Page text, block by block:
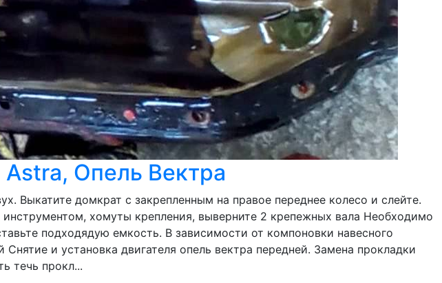
Опель Вектра
Выкатите домкрат с закрепленным на правое переднее колесо и слейте.
хомуты крепления, выверните 2 крепежных вала Необходимо
подходядую емкость. В зависимости от компоновки навесного
и установка двигателя опель вектра передней. Замена прокладки
течь прокл...